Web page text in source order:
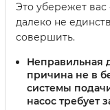
Это убережет вас
далеко не
совершить.
Неправильная
причина не в
системы
насос требует